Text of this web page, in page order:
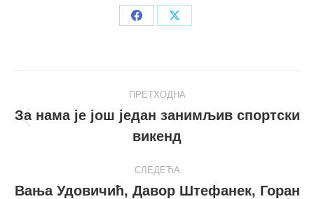
Share
Share
navigation
ПРЕТХОДНА
пост
За нама је још један занимљив спортски
викенд
СЛЕДЕЋА
Вања Удовичић, Давор Штефанек, Горан